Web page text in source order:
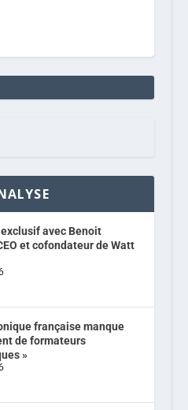
avec Benoit
et cofondateur de Watt
française manque
de formateurs
»